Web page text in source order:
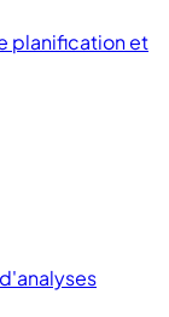
planification et